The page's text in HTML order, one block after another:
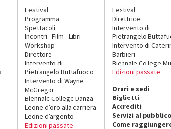
Festival
Programma
Spettacoli
Incontri - Film - Libri -
Workshop
Direttore
Intervento di
Pietrangelo Buttafuoco
Intervento di Wayne
McGregor
Biennale College Danza
Leone d’oro alla carriera
Leone d’argento
Edizioni passate
Festival
Direttrice
Intervento di
Pietrangelo
Intervento di
Barbieri
Biennale College
Edizioni passate
Orari e sedi
Biglietti
Accrediti
Servizi al pubblico
Come